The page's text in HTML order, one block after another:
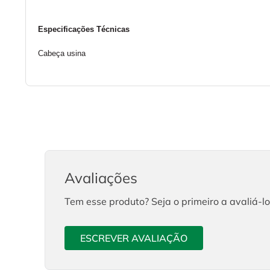
Especificações Técnicas
Cabeça usina
Avaliações
Tem esse produto? Seja o primeiro a avaliá-
ESCREVER AVALIAÇÃO